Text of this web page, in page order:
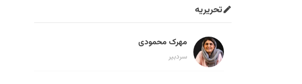
تحریریه
مهرک محمودی
سردبیر